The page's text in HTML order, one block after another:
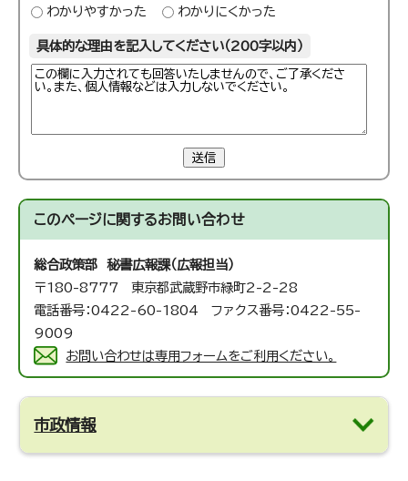
わかりやすかった わかりにくかった
具体的な理由を記入してください（200字以内）
送信
このページに関するお問い合わせ
総合政策部 秘書広報課（広報担当）
〒180-8777 東京都武蔵野市緑町2-2-28
電話番号：0422-60-1804 ファクス番号：0422-55-
9009
お問い合わせは専用フォームをご利用ください。
市政情報